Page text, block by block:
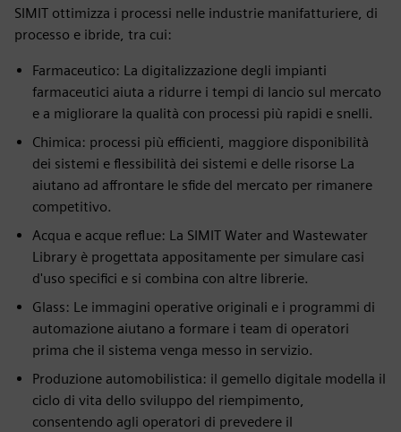
SIMIT ottimizza i processi nelle industrie manifatturiere, di
processo e ibride, tra cui:
Farmaceutico: La digitalizzazione degli impianti
farmaceutici aiuta a ridurre i tempi di lancio sul mercato
e a migliorare la qualità con processi più rapidi e snelli.
Chimica: processi più efficienti, maggiore disponibilità
dei sistemi e flessibilità dei sistemi e delle risorse La
aiutano ad affrontare le sfide del mercato per rimanere
competitivo.
Acqua e acque reflue: La SIMIT Water and Wastewater
Library è progettata appositamente per simulare casi
d'uso specifici e si combina con altre librerie.
Glass: Le immagini operative originali e i programmi di
automazione aiutano a formare i team di operatori
prima che il sistema venga messo in servizio.
Produzione automobilistica: il gemello digitale modella il
ciclo di vita dello sviluppo del riempimento,
consentendo agli operatori di prevedere il